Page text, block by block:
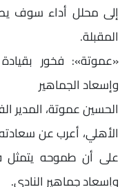
إلى محلل أداء سوف
المقبلة.
«عموتة»: فخور
وإسعاد الجماهير
الحسين عموتة، المدير
الأهلي، أعرب عن
على أن طموحه يتمثل
وإسعاد جماهير النادي.